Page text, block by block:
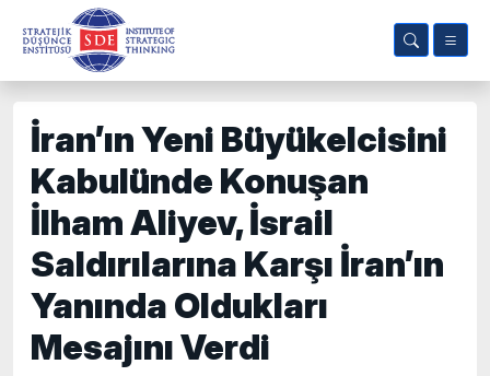
İran’ın Yeni Büyükelcisini
Kabulünde Konuşan
İlham Aliyev, İsrail
Saldırılarına Karşı İran’ın
Yanında Oldukları
Mesajını Verdi